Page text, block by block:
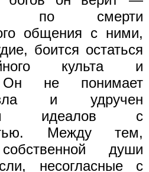
по смерти
общения с ними,
боится остаться
культа и
Он не понимает
зла и удручен
идеалов с
Между тем,
души
несогласные с